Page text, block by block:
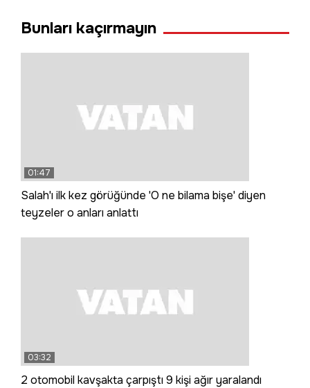
Bunları kaçırmayın
01:47
Salah'ı ilk kez görüğünde 'O ne bilama bişe' diyen
teyzeler o anları anlattı
03:32
2 otomobil kavşakta çarpıştı 9 kişi ağır yaralandı